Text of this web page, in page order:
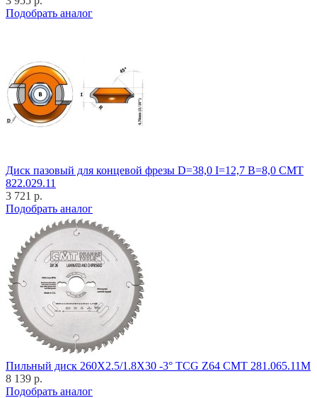
Подобрать аналог
Диск пазовый для концевой фрезы D=38,0 I=12,7 B=8,0 CMT
822.029.11
3 721 р.
Подобрать аналог
Пильный диск 260X2.5/1.8X30 -3° TCG Z64 CMT 281.065.11M
8 139 р.
Подобрать аналог